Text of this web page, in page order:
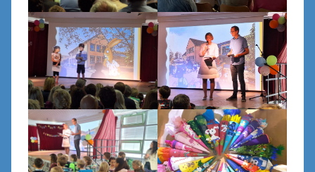
e
l